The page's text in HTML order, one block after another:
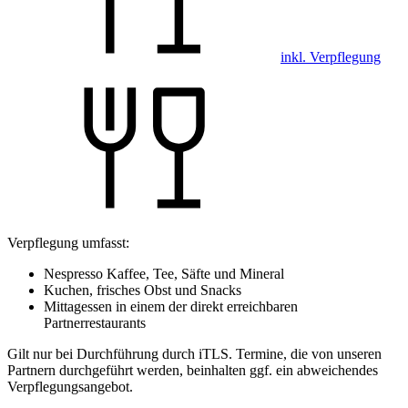
inkl. Verpflegung
Verpflegung umfasst:
Nespresso Kaffee, Tee, Säfte und Mineral
Kuchen, frisches Obst und Snacks
Mittagessen in einem der direkt erreichbaren
Partnerrestaurants
Gilt nur bei Durchführung durch iTLS. Termine, die von unseren
Partnern durchgeführt werden, beinhalten ggf. ein abweichendes
Verpflegungsangebot.